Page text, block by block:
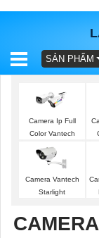
BÁO
TRỌN
GÓI
SẢN
SẢN PHẨM
Camera Ip Full
Color Vantech
Camera Vantech
Starlight